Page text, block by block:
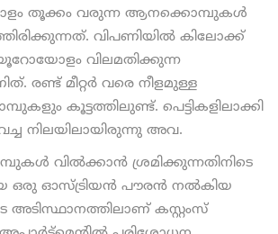
തൂക്കം വരുന്ന ആനക്കൊമ്പുകൾ
വിപണിയിൽ കിലോക്ക്
വിലമതിക്കുന്ന
രണ്ട് മീറ്റർ വരെ നീളമുള്ള
കൂട്ടത്തിലുണ്ട്. പെട്ടികളിലാക്കി
വെച്ച നിലയിലായിരുന്നു അവ.
വിൽക്കാൻ ശ്രമിക്കുന്നതിനിടെ
ഒരു ഓസ്ട്രിയൻ പൗരൻ നൽകിയ
അടിസ്ഥാനത്തിലാണ് കസ്റ്റംസ്